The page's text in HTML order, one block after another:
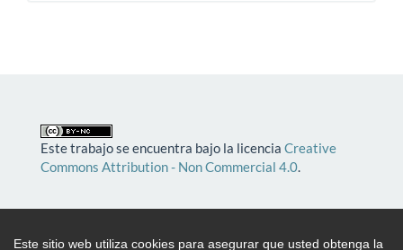
Este sitio web utiliza cookies para asegurar que usted obtenga la
Este trabajo se encuentra bajo la licencia Creative
Commons Attribution - Non Commercial 4.0.
EditaFUNDACION IGNACIO LARRAMENDI. C/